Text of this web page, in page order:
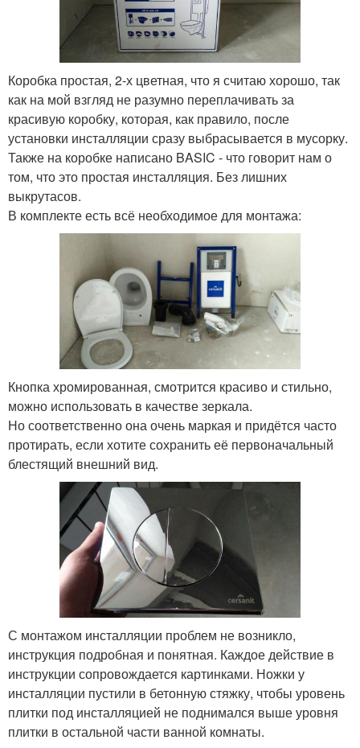
Коробка простая, 2-х цветная, что я считаю хорошо, так
как на мой взгляд не разумно переплачивать за
красивую коробку, которая, как правило, после
установки инсталляции сразу выбрасывается в мусорку.
Также на коробке написано BASIC - что говорит нам о
том, что это простая инсталляция. Без лишних
выкрутасов.
В комплекте есть всё необходимое для монтажа:
Кнопка хромированная, смотрится красиво и стильно,
можно использовать в качестве зеркала.
Но соответственно она очень маркая и придётся часто
протирать, если хотите сохранить её первоначальный
блестящий внешний вид.
С монтажом инсталляции проблем не возникло,
инструкция подробная и понятная. Каждое действие в
инструкции сопровождается картинками. Ножки у
инсталляции пустили в бетонную стяжку, чтобы уровень
плитки под инсталляцией не поднимался выше уровня
плитки в остальной части ванной комнаты.